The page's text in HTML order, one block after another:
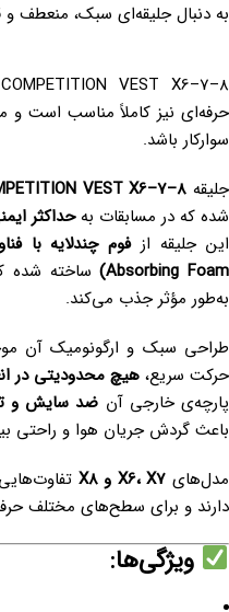
به دنبال جلیقه‌ای سبک، منعطف و
حرفه‌ای نیز کاملاً مناسب است و
سوارکار باشد.
جلیقه VEST X6–7–8
شده که در مسابقات بهحداکثر
این جلیقه از
Absorbing Foam) ساخته شده
به‌طور مؤثر جذب می‌کند.
طراحی سبک و ارگونومیک آن
حرکت سریع، هیچ محدودیتی در
پارچه‌ی خارجی آن ضد سایش و
باعث گردش جریان هوا و راحتی
مدل‌های X6، X7 و X8
دارند و برای سطح‌های مختلف
ویژگی‌ها: